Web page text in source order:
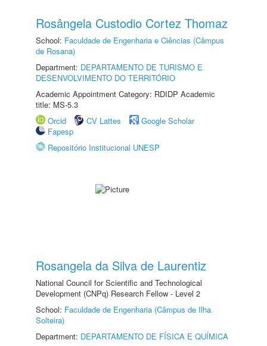
Rosângela Custodio Cortez Thomaz
School: Faculdade de Engenharia e Ciências (Câmpus
de Rosana)
Department: DEPARTAMENTO DE TURISMO E
DESENVOLVIMENTO DO TERRITÓRIO
Academic Appointment Category: RDIDP Academic
title: MS-5.3
Orcid
CV Lattes
Google Scholar
Fapesp
Repositório Institucional UNESP
Rosangela da Silva de Laurentiz
National Council for Scientific and Technological
Development (CNPq) Research Fellow - Level 2
School: Faculdade de Engenharia (Câmpus de Ilha
Solteira)
Department: DEPARTAMENTO DE FÍSICA E QUÍMICA